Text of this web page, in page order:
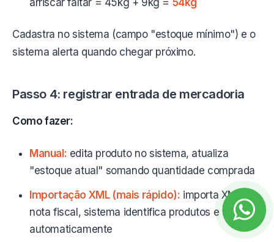
arriscar faltar = 45kg + 9kg = 54kg
Cadastra no sistema (campo "estoque mínimo") e o
sistema alerta quando chegar próximo.
Passo 4: registrar entrada de mercadoria
Como fazer:
Manual: edita produto no sistema, atualiza
"estoque atual" somando quantidade comprada
Importação XML (mais rápido): importa XML da
nota fiscal, sistema identifica produtos e atualiza
automaticamente